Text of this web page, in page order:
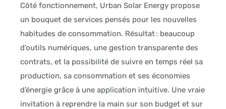
Côté fonctionnement, Urban Solar Energy propose
un bouquet de services pensés pour les nouvelles
habitudes de consommation. Résultat : beaucoup
d’outils numériques, une gestion transparente des
contrats, et la possibilité de suivre en temps réel sa
production, sa consommation et ses économies
d’énergie grâce à une application intuitive. Une vraie
invitation à reprendre la main sur son budget et sur